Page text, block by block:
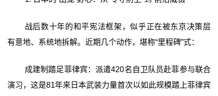
战后数十年的和平宪法框架，似乎正在被东京决策层
有意地、系统地拆解。近期几个动作，堪称“里程碑”式：
成建制踏足菲律宾：派遣420名自卫队员赴菲参与联合
演习，这是81年来日本武装力量首次以如此规模踏上菲律宾